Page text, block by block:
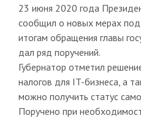
23 июня 2020 года
сообщил о новых мерах
итогам обращения главы
дал ряд поручений.
Губернатор отметил
налогов для IT-бизнеса, а
можно получить статус
Поручено при